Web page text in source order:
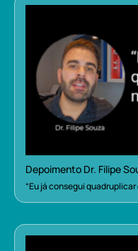
Depoimento Dr. Filipe
“Eu já consegui